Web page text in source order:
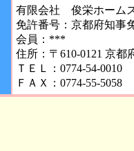
有限会社 俊栄ホーム
免許番号：京都府知事
会員：***
住所：〒610-0121 京都
ＴＥＬ：0774-54-0010
ＦＡＸ：0774-55-5058